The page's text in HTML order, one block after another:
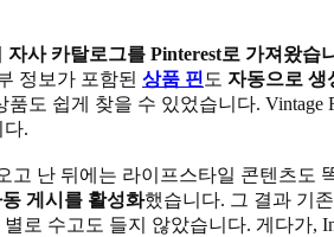
자사 카탈로그를 Pinterest로 가져왔습
정보가 포함된 상품 핀 도 자동으로 생
도 쉽게 찾을 수 있었습니다.
.
고 난 뒤에는 라이프스타일 콘텐츠
게시를 활성화했습니다. 그 결과 기
로 수고도 들지 않았습니다. 게다가